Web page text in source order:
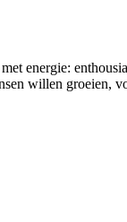
willen groeien,